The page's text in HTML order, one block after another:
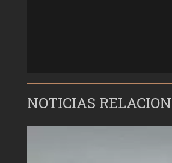
NOTICIAS